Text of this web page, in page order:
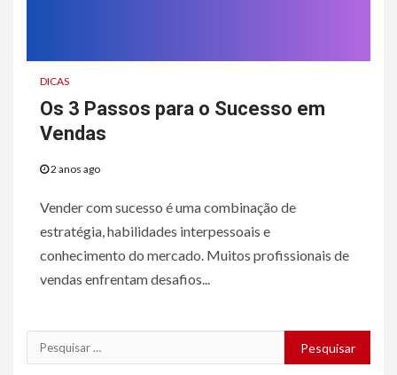
DICAS
Os 3 Passos para o Sucesso em
Vendas
2 anos ago
Vender com sucesso é uma combinação de
estratégia, habilidades interpessoais e
conhecimento do mercado. Muitos profissionais de
vendas enfrentam desafios...
Pesquisar
por: